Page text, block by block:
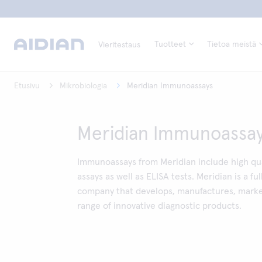
Vieritestaus Tuotteet Tietoa meistä
Etusivu Mikrobiologia Meridian Immunoassays
Meridian
Immunoassays from Meridian include high
assays as well as ELISA tests. Meridian is a
company that develops, manufactures,
range of innovative diagnostic products.